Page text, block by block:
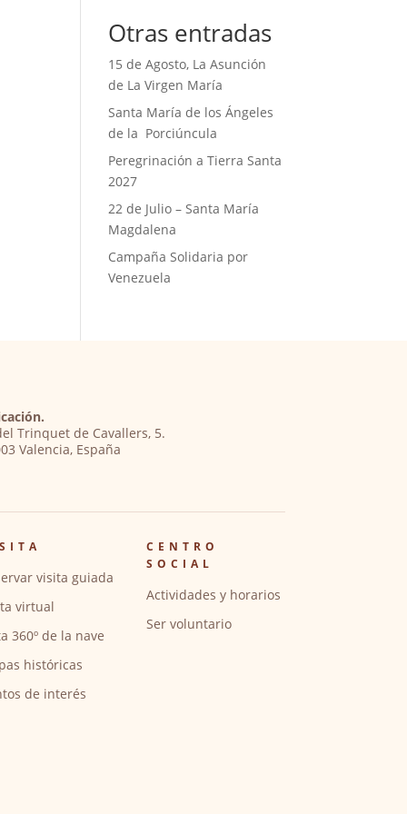
Otras entradas
15 de Agosto, La Asunción
de La Virgen María
Santa María de los Ángeles
de la Porciúncula
Peregrinación a Tierra Santa
2027
22 de Julio – Santa María
Magdalena
Campaña Solidaria por
Venezuela
Trinquet de Cavallers, 5.
Valencia, España
visita guiada
virtual
360º de la nave
históricas
de interés
CENTRO
SOCIAL
Actividades y horarios
Ser voluntario